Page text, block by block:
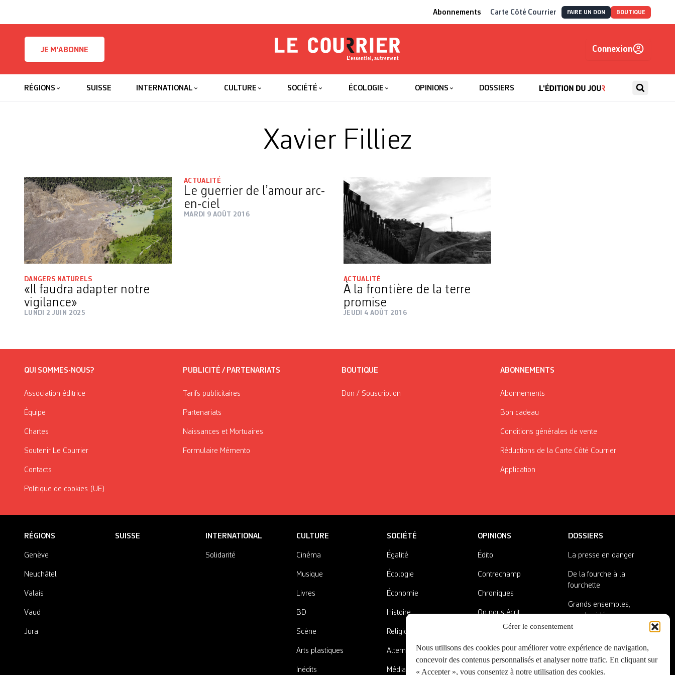
Gérer le consentement
Nous utilisons des cookies pour améliorer votre expérience de navigation,
concevoir des contenus personnalisés et analyser notre trafic. En cliquant sur
« Accepter », vous consentez à notre utilisation des cookies.
Abonnements Carte Côté Courrier FAIRE UN DON BOUTIQUE
JE M'ABONNE
Le Courrier
Connexion
RÉGIONS SUISSE INTERNATIONAL CULTURE SOCIÉTÉ ÉCOLOGIE OPINIONS DOSSIERS
Xavier Filliez
DANGERS NATURELS
«Il faudra adapter notre
vigilance»
LUNDI 2 JUIN 2025
ACTUALITÉ
Le guerrier de l’amour arc-
en-ciel
MARDI 9 AOÛT 2016
ACTUALITÉ
À la frontière de la terre
promise
JEUDI 4 AOÛT 2016
QUI SOMMES-NOUS?
Association éditrice
Équipe
Chartes
Soutenir Le Courrier
Contacts
Politique de cookies (UE)
PUBLICITÉ / PARTENARIATS
Tarifs publicitaires
Partenariats
Naissances et Mortuaires
Formulaire Mémento
BOUTIQUE
Don / Souscription
ABONNEMENTS
Abonnements
Bon cadeau
Conditions générales de vente
Réductions de la Carte Côté Courrier
Application
RÉGIONS
Genève
Neuchâtel
Valais
Vaud
Jura
SUISSE INTERNATIONAL
Solidarité
CULTURE
Cinéma
Musique
Livres
BD
Scène
Arts plastiques
Inédits
SOCIÉTÉ
Égalité
Écologie
Économie
Histoire
Religions
Alternatives
Médias
OPINIONS
Édito
Contrechamp
Chroniques
On nous écrit
A côté de la plaque
DOSSIERS
La presse en danger
De la fourche à la
fourchette
Grands ensembles,
grandes idées